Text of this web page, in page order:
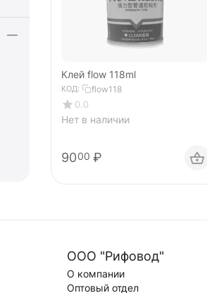
Клей flow 118ml
КОД: flow118
0.0
Нет в наличии
9000 ₽
ООО "Рифовод"
О компании
Оптовый отдел